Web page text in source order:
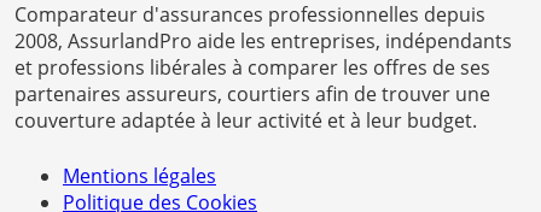
Comparateur d'assurances professionnelles depuis
2008, AssurlandPro aide les entreprises, indépendants
et professions libérales à comparer les offres de ses
partenaires assureurs, courtiers afin de trouver une
couverture adaptée à leur activité et à leur budget.
Mentions légales
Politique des Cookies